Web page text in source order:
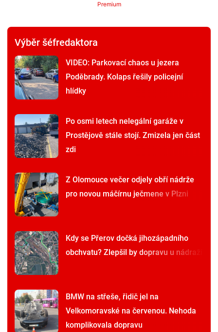
Premium
Výběr šéfredaktora
VIDEO: Parkovací chaos u jezera
Poděbrady. Kolaps řešily policejní
hlídky
Po osmi letech nelegální garáže v
Prostějově stále stojí. Zmizela jen část
zdi
Z Olomouce večer odjely obří nádrže
pro novou máčírnu ječmene v Plzni
Kdy se Přerov dočká jihozápadního
obchvatu? Zlepšil by dopravu u nádraží
BMW na střeše, řidič jel na
Velkomoravské na červenou. Nehoda
komplikovala dopravu